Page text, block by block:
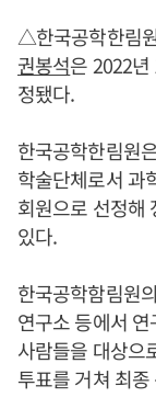
△한국공학한림
권봉석은 2022년
정됐다.
한국공학한림원
학술단체로서 과
회원으로 선정해
있다.
한국공학함림원
연구소 등에서
사람들을 대상으
투표를 거쳐 최종